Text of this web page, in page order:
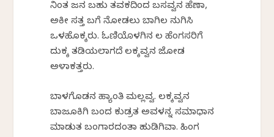
ನಿಂತ ಜನ ಬಹು ತವಕದಿಂದ ಬಸವ್ವನ ಹೆಣಾ,
ಅಕೀ ಸತ್ತ ಬಗೆ ನೋಡಲು ಬಾಗಿಲ ನುಗಿಸಿ
ಒಳಹೊಕ್ಕರು. ಓಣಿಯೊಳಗಿನ ಕೆಲ ಹೆಂಗಸರಿಗೆ
ದುಕ್ಕ ತಡಿಯಲಾಗದೆ ಲಕ್ಕವ್ವನ ಜೋಡ
ಅಳಾಕತ್ತರು.
ಬಾಳಗೊಡನ ಹ್ಯಾಂತಿ ಮಲ್ಲವ್ವ. ಲಕ್ಕವ್ವನ
ಬಾಜೂಕಿಗಿ ಬಂದ ಕುಡ್ರತ ಅವಳನ್ನ ಸಮಾಧಾನ
ಮಾಡುತ ಬಂಗಾರದಂತಾ ಹುಡಿಗಿವಾ. ಹಿಂಗ